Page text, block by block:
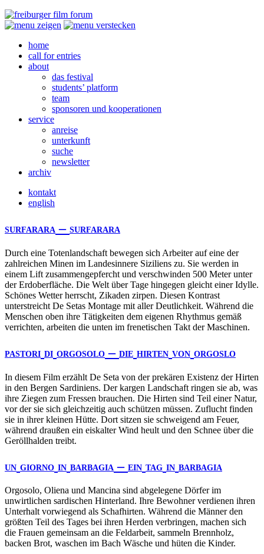
home
call for entries
about
das festival
students’ platform
team
sponsoren und kooperationen
service
anreise
unterkunft
suche
newsletter
archiv
kontakt
english
SURFARARA – SURFARARA
Durch eine Totenlandschaft bewegen sich Arbeiter auf eine der
zahlreichen Minen im Landesinnere Siziliens zu. Sie werden in
einem Lift zusammengepfercht und verschwinden 500 Meter unter
der Erdoberfläche. Die Welt über Tage hingegen gleicht einer Idylle.
Schönes Wetter herrscht, Zikaden zirpen. Diesen Kontrast
unterstreicht De Setas Montage mit aller Deutlichkeit. Während die
Menschen oben ihre Tätigkeiten dem eigenen Rhythmus gemäß
verrichten, arbeiten die unten im frenetischen Takt der Maschinen.
PASTORI DI ORGOSOLO – DIE HIRTEN VON ORGOSLO
In diesem Film erzählt De Seta von der prekären Existenz der Hirten
in den Bergen Sardiniens. Der kargen Landschaft ringen sie ab, was
ihre Ziegen zum Fressen brauchen. Die Hirten sind Teil einer Natur,
vor der sie sich gleichzeitig auch schützen müssen. Zuflucht finden
sie in ihrer kleinen Hütte. Dort sitzen sie schweigend am Feuer,
während draußen ein eiskalter Wind heult und den Schnee über die
Geröllhalden treibt.
UN GIORNO IN BARBAGIA – EIN TAG IN BARBAGIA
Orgosolo, Oliena und Mancina sind abgelegene Dörfer im
unwirtlichen sardischen Hinterland. Ihre Bewohner verdienen ihren
Unterhalt vorwiegend als Schafhirten. Während die Männer den
größten Teil des Tages bei ihren Herden verbringen, machen sich
die Frauen gemeinsam an die Feldarbeit, sammeln Brennholz,
backen Brot, waschen im Bach Wäsche und hüten die Kinder.